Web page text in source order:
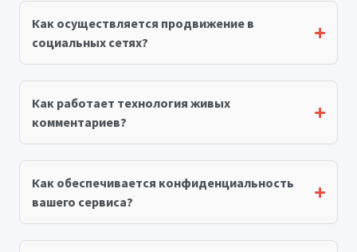
Как осуществляется продвижение в
социальных сетях?
Как работает технология живых
комментариев?
Как обеспечивается конфиденциальность
вашего сервиса?